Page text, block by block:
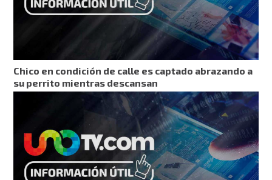
Chico en condición de calle es captado abrazando a
su perrito mientras descansan